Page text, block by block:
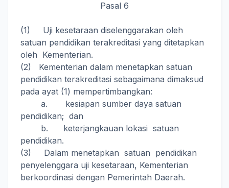
Pasal 6
(1) Uji kesetaraan diselenggarakan oleh
satuan pendidikan terakreditasi yang ditetapkan
oleh Kementerian.
(2) Kementerian dalam menetapkan satuan
pendidikan terakreditasi sebagaimana dimaksud
pada ayat (1) mempertimbangkan:
a. kesiapan sumber daya satuan
pendidikan; dan
b. keterjangkauan lokasi satuan
pendidikan.
(3) Dalam menetapkan satuan pendidikan
penyelenggara uji kesetaraan, Kementerian
berkoordinasi dengan Pemerintah Daerah.